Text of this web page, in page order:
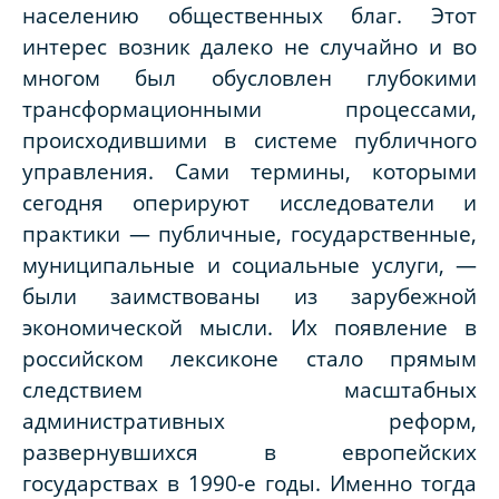
населению общественных благ. Этот
интерес возник далеко не случайно и во
многом был обусловлен глубокими
трансформационными процессами,
происходившими в системе публичного
управления. Сами термины, которыми
сегодня оперируют исследователи и
практики — публичные, государственные,
муниципальные и социальные услуги, —
были заимствованы из зарубежной
экономической мысли. Их появление в
российском лексиконе стало прямым
следствием масштабных
административных реформ,
развернувшихся в европейских
государствах в 1990-е годы. Именно тогда